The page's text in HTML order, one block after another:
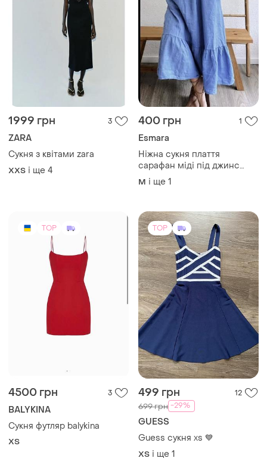
1999 грн 3
ZARA
Сукня з квітами zara
XХS і ще 4
400 грн 1
Esmara
Ніжна сукня плаття
сарафан міді під джинс
вільний є кишені міді
блакитний сукня майка
M і ще 1
TOP
4500 грн 3
BALYKINA
Сукня футляр balykina
ХS
TOP
499 грн 12
699 грн -29%
GUESS
Guess сукня xs 💙
ХS і ще 1